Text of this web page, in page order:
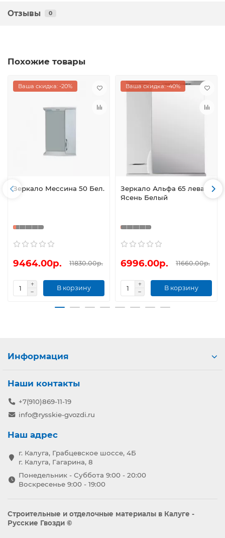
Отзывы 0
Похожие товары
Ваша скидка: -20%
Зеркало Мессина 50 Бел.
9464.00р. 11830.00р.
В корзину
Ваша скидка: -40%
Зеркало Альфа 65 левая
Ясень Белый
6996.00р. 11660.00р.
В корзину
Информация
Наши контакты
+7(910)869-11-19
info@rysskie-gvozdi.ru
Наш адрес
г. Калуга, Грабцевское шоссе, 4Б
г. Калуга, Гагарина, 8
Понедельник - Суббота 9:00 - 20:00
Воскресенье 9:00 - 19:00
Строительные и отделочные материалы в Калуге -
Русские Гвозди ©